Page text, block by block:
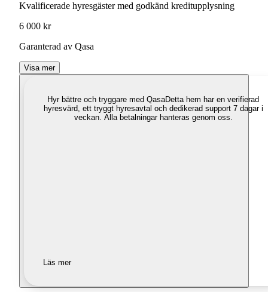
Kvalificerade hyresgäster med godkänd kreditupplysning
6 000 kr
Garanterad av Qasa
Visa mer
Hyr bättre och tryggare med QasaDetta hem har en verifierad
hyresvärd, ett tryggt hyresavtal och dedikerad support 7 dagar i
veckan. Alla betalningar hanteras genom oss.
Läs mer